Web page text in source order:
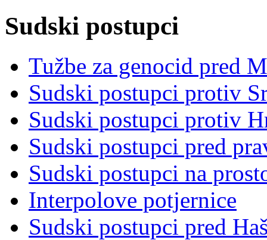
Sudski postupci
Tužbe za genocid pred
Sudski postupci protiv
Sudski postupci protiv
Sudski postupci pred
Sudski postupci na
Interpolove potjernice
Sudski postupci pred